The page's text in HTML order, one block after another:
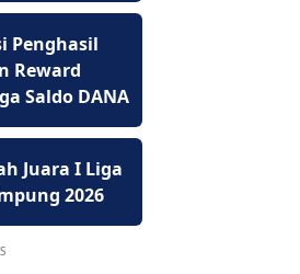
Penghasil
Reward
Saldo DANA
Juara I Liga
2026